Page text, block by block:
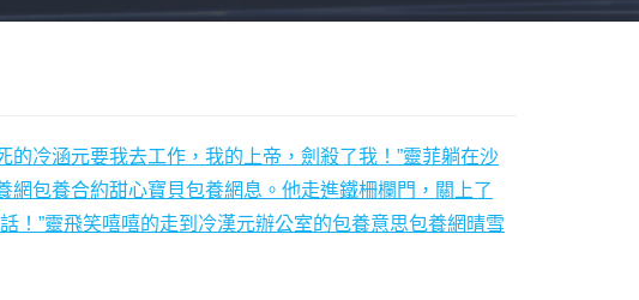
的冷涵元要我去工作，我的上帝，劍殺了我！”靈菲躺在沙
網包養合約甜心寶貝包養網息。他走進鐵柵欄門，關上了
！”靈飛笑嘻嘻的走到冷漢元辦公室的包養意思包養網晴雪